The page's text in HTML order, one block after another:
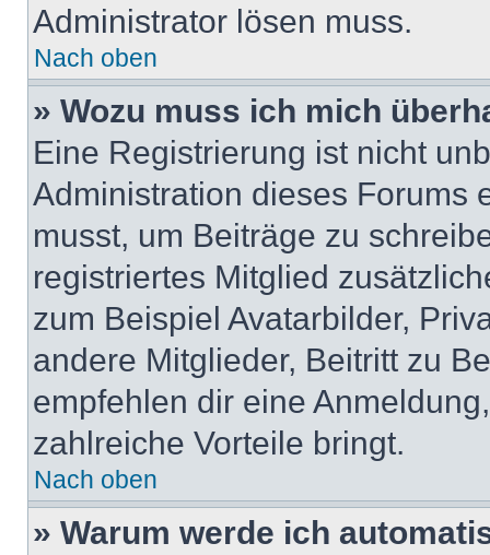
Administrator lösen muss.
Nach oben
» Wozu muss ich mich
Eine Registrierung ist nicht
Administration dieses Forums
musst, um Beiträge zu
registriertes Mitglied
zum Beispiel Avatarbilder,
andere Mitglieder, Beitritt zu
empfehlen dir eine
zahlreiche Vorteile bringt.
Nach oben
» Warum werde ich